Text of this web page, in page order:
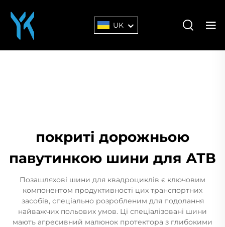
UK
покриті дорожньою
павутинкою шини для АТВ
Позашляхові шини для квадроциклів є ключовим
компонентом продуктивності цих транспортних
засобів, спеціально розробленим для подолання
найважчих польових умов. Ці спеціалізовані шини
мають агресивний малюнок протектора з глибокими